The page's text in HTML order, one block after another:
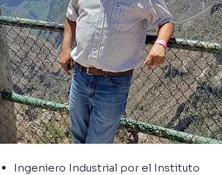
Ingeniero Industrial por el Instituto